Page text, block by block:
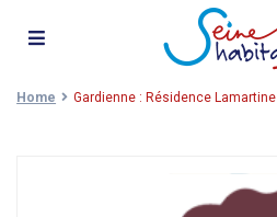
Home Gardienne : Résidence Lamartine